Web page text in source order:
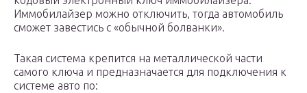
Иммобилайзер можно отключить, тогда автомобиль
сможет завестись с «обычной болванки».
Такая система крепится на металлической части
самого ключа и предназначается для подключения к
системе авто по: